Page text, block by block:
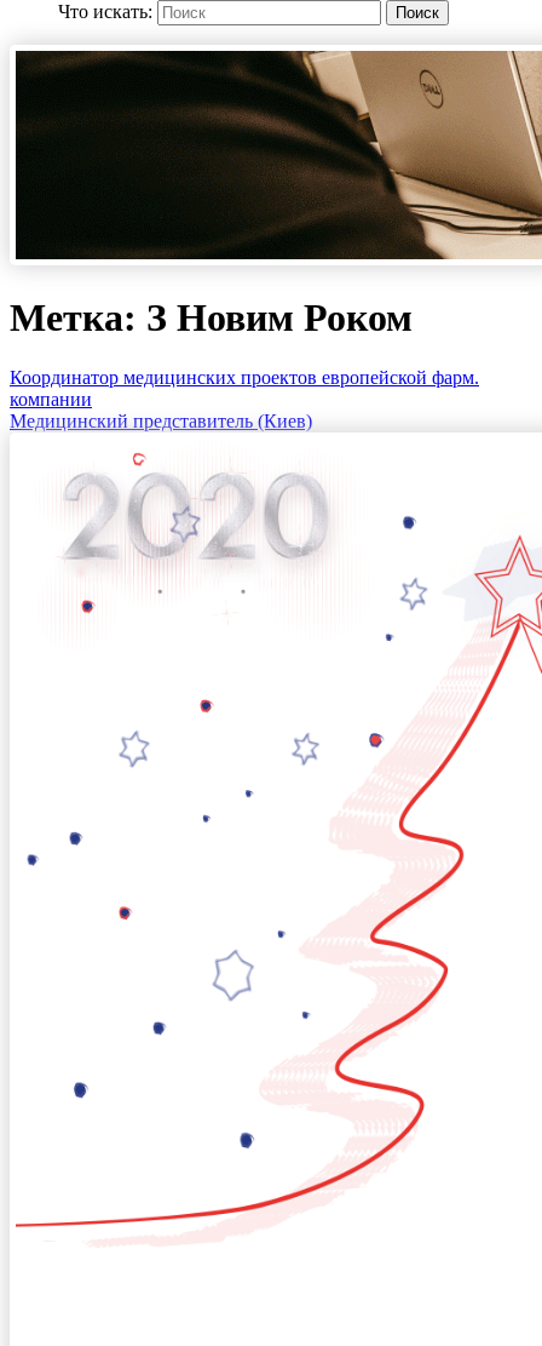
Что искать:
Поиск
Метка: З Новим Роком
Координатор медицинских проектов европейской фарм.
компании
Медицинский представитель (Киев)